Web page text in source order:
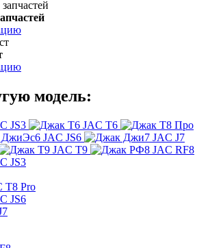
модель:
JS3
JAC T6
JAC JS6
JAC J7
JAC T9
JAC RF8
JS3
T8 Pro
JS6